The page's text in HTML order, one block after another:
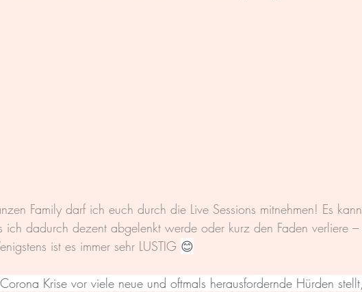
Family darf ich euch durch die Live Sessions mitnehmen! Es kann
ich dadurch dezent abgelenkt werde oder kurz den Faden verliere –
ist es immer sehr LUSTIG 😊
Krise vor viele neue und oftmals herausfordernde Hürden stellt,